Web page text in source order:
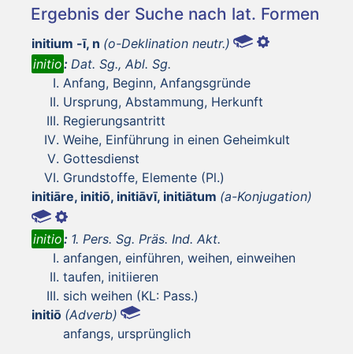
Ergebnis der Suche nach lat. Formen
initium -ī, n (o-Deklination neutr.)
initio: Dat. Sg., Abl. Sg.
Anfang, Beginn, Anfangsgründe
Ursprung, Abstammung, Herkunft
Regierungsantritt
Weihe, Einführung in einen Geheimkult
Gottesdienst
Grundstoffe, Elemente (Pl.)
initiāre, initiō, initiāvī, initiātum (a-Konjugation)
initio: 1. Pers. Sg. Präs. Ind. Akt.
anfangen, einführen, weihen, einweihen
taufen, initiieren
sich weihen (KL: Pass.)
initiō (Adverb)
anfangs, ursprünglich